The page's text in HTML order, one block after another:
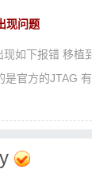
现问题
如下报错 移植
是官方的JTAG